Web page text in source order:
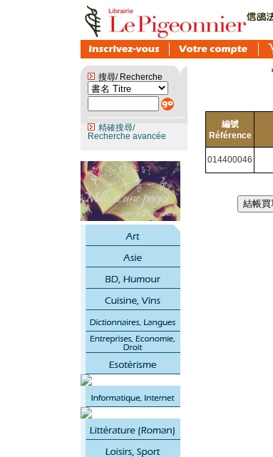
搜尋/ Recherche
精確搜尋/
Recherche avancée
編號
Référence
014400046